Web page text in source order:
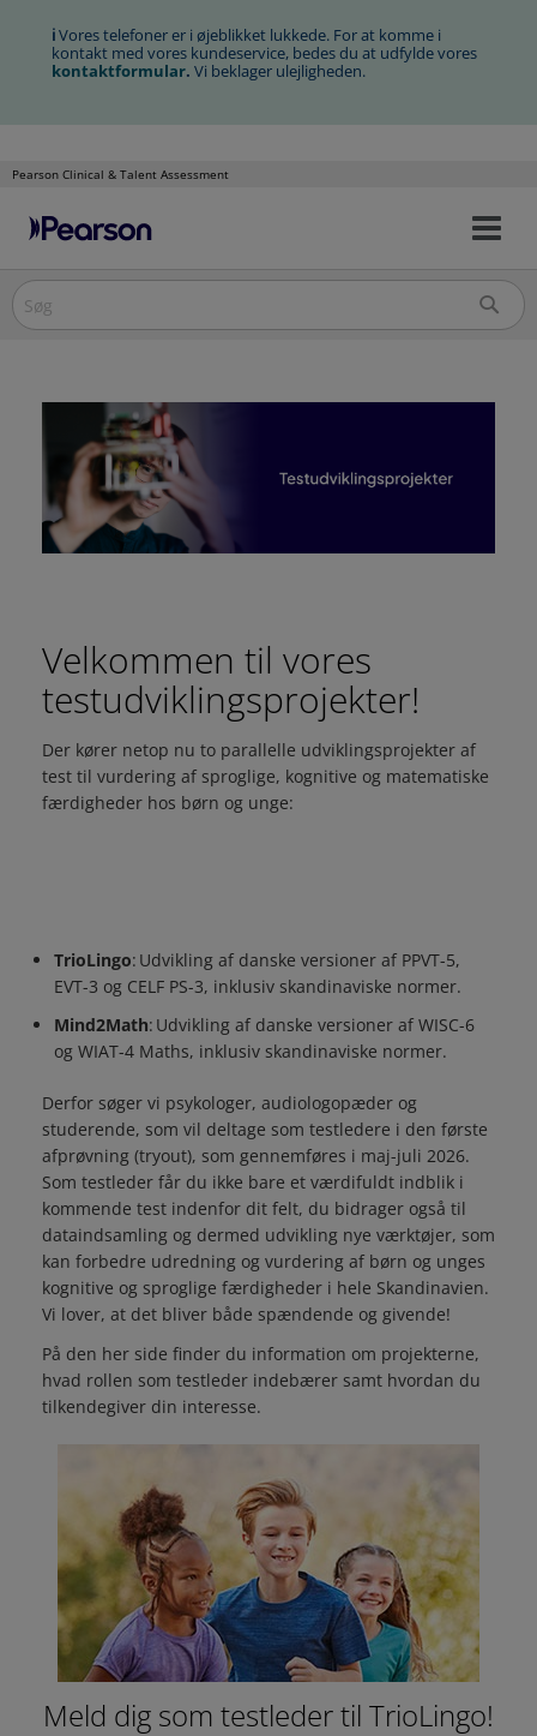
ℹVores telefoner er i øjeblikket lukkede. For at komme i
kontakt med vores kundeservice, bedes du at udfylde vores
kontaktformular. Vi beklager ulejligheden.
Pearson Clinical & Talent Assessment
Slå
Spring
til
indholdet
Velkommen til vores
testudviklingsprojekter!
Der kører netop nu to parallelle udviklingsprojekter af
test til vurdering af sproglige, kognitive og matematiske
færdigheder hos børn og unge:
TrioLingo: Udvikling af danske versioner af PPVT-5,
EVT-3 og CELF PS-3, inklusiv skandinaviske normer.
Mind2Math: Udvikling af danske versioner af WISC-6
og WIAT-4 Maths, inklusiv skandinaviske normer.
Derfor søger vi psykologer, audiologopæder og
studerende, som vil deltage som testledere i den første
afprøvning (tryout), som gennemføres i maj-juli 2026.
Som testleder får du ikke bare et værdifuldt indblik i
kommende test indenfor dit felt, du bidrager også til
dataindsamling og dermed udvikling nye værktøjer, som
kan forbedre udredning og vurdering af børn og unges
kognitive og sproglige færdigheder i hele Skandinavien.
Vi lover, at det bliver både spændende og givende!
På den her side finder du information om projekterne,
hvad rollen som testleder indebærer samt hvordan du
tilkendegiver din interesse.
Meld dig som testleder til TrioLingo!